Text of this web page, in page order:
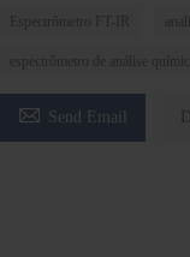
Espectrômetro FT-IR
espectrômetro de análise química
 Send Email